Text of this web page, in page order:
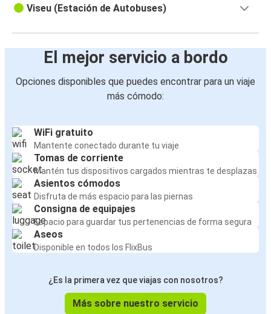
Viseu (Estación de Autobuses)
El mejor servicio a bordo
Opciones disponibles que puedes encontrar para un viaje
más cómodo:
WiFi gratuito
Mantente conectado durante tu viaje
Tomas de corriente
Mantén tus dispositivos cargados mientras te desplazas
Asientos cómodos
Disfruta de más espacio para las piernas
Consigna de equipajes
Espacio para guardar tus pertenencias de forma segura
Aseos
Disponible en todos los FlixBus
¿Es la primera vez que viajas con nosotros?
Más sobre nuestro servicio